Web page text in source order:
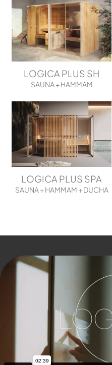
LOGICA PLUS SH
SAUNA + HAMMAM
LOGICA PLUS SPA
SAUNA + HAMMAM + DUCHA